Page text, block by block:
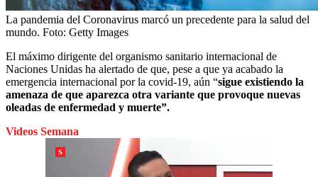
La pandemia del Coronavirus marcó un precedente para la salud del
mundo. Foto: Getty Images
El máximo dirigente del organismo sanitario internacional de
Naciones Unidas ha alertado de que, pese a que ya acabado la
emergencia internacional por la covid-19, aún “sigue existiendo la
amenaza de que aparezca otra variante que provoque nuevas
oleadas de enfermedad y muerte”.
Videos Semana